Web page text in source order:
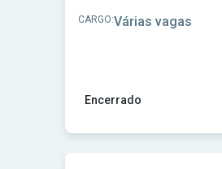
Encerrado
CARGO:Várias vagas